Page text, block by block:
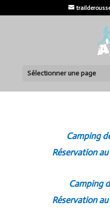
Sélectionner une page
Camping
Réservation
Camping
Réservation